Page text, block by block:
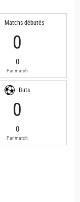
Matchs débutés
0
0
Par match
Buts
0
0
Par match